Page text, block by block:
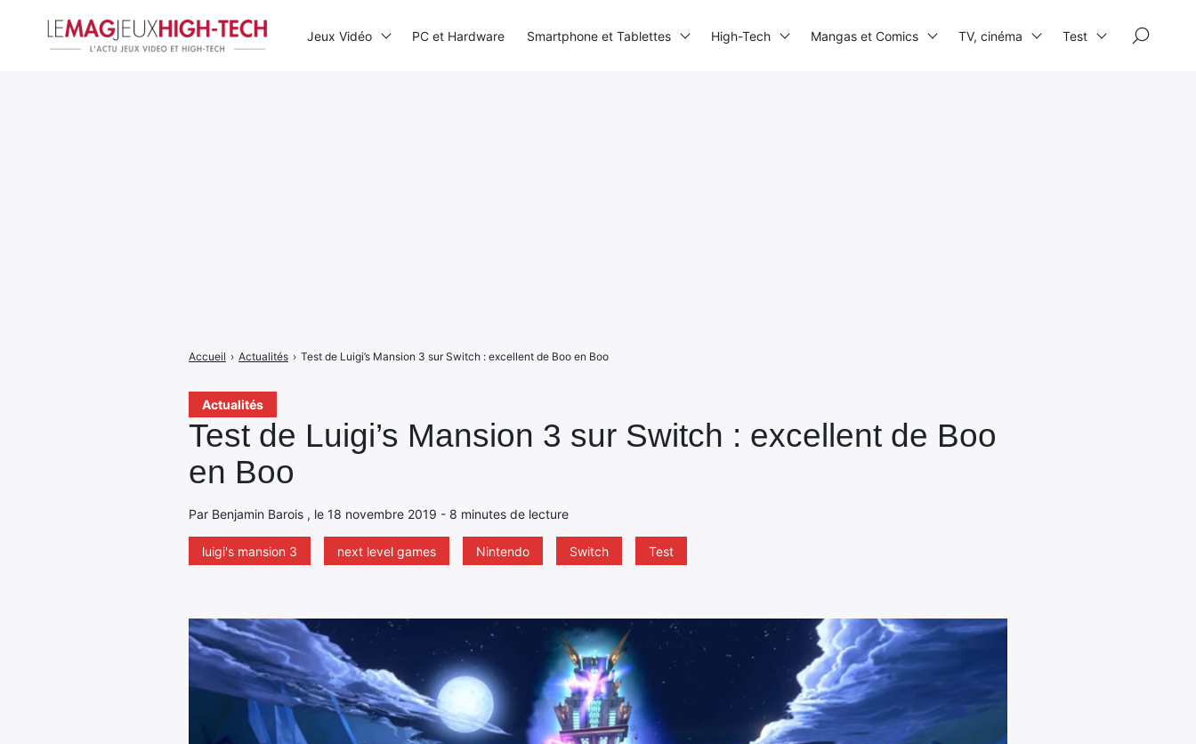
Actualités
Test de Luigi’s Mansion 3 sur Switch : excellent de Boo
en Boo
Par Benjamin Barois , le 18 novembre 2019 - 8 minutes de lecture
luigi's mansion 3 next level games Nintendo Switch Test
Accueil › Actualités › Test de Luigi’s Mansion 3 sur Switch : excellent de Boo en Boo
Jeux Vidéo PC et Hardware Smartphone et Tablettes High-Tech Mangas et Comics TV, cinéma Test